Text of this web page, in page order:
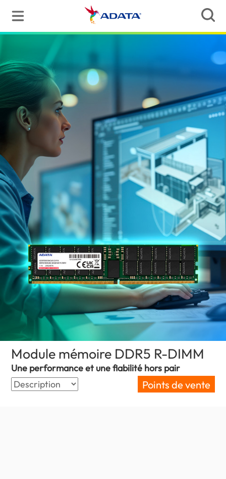
Module mémoire DDR5 R-DIMM
Une performance et une fiabilité hors pair
Points de vente